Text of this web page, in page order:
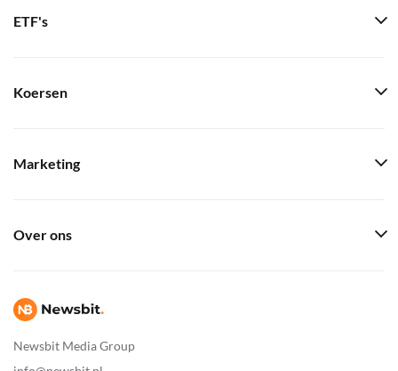
Newsbit Media Group
ETF's
Koersen
Marketing
Over ons